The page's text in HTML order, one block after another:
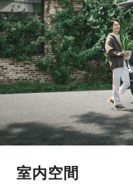
室内空間